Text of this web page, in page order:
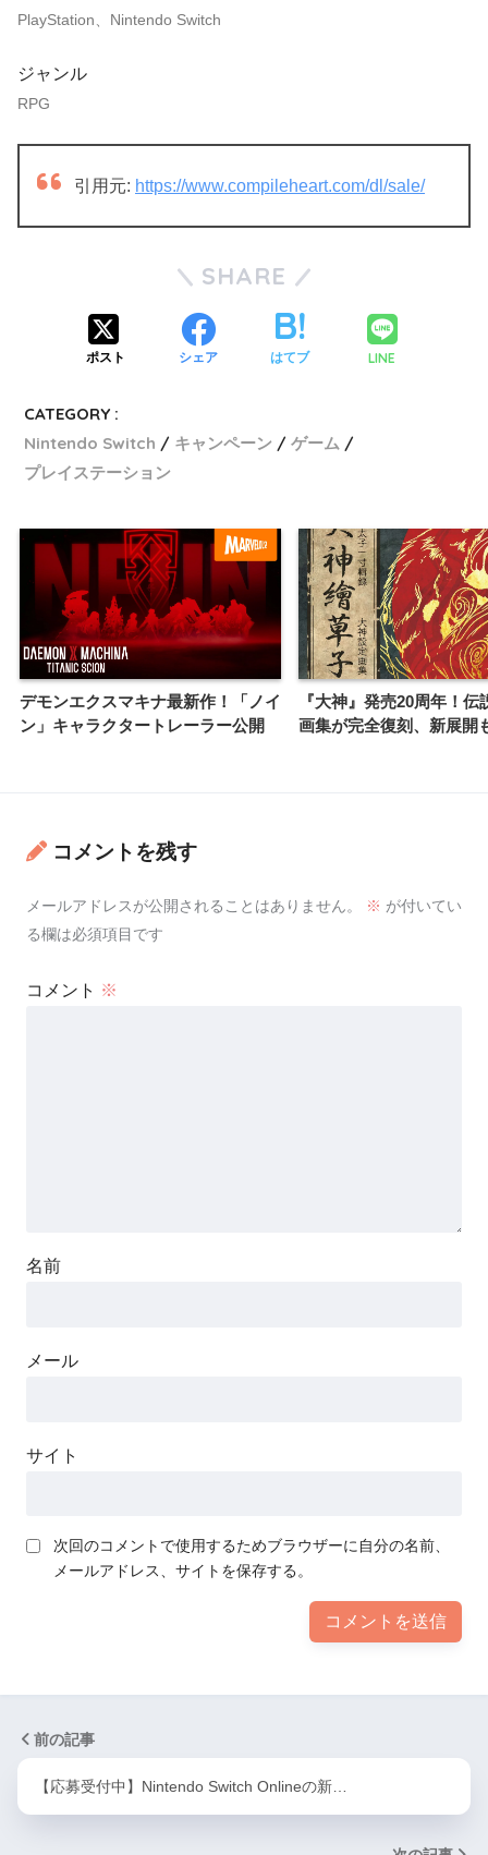
PlayStation、Nintendo Switch
ジャンル
RPG
引用元: https://www.compileheart.com/dl/sale/
SHARE
ポスト シェア はてブ LINE
CATEGORY :
Nintendo Switch
キャンペーン
ゲーム
プレイステーション
デモンエクスマキナ最新作！「ノイ
ン」キャラクタートレーラー公開
『大神』発売20周年！伝
画集が完全復刻、新展開
コメントを残す
メールアドレスが公開されることはありません。 ※ が付いてい
る欄は必須項目です
コメント ※
名前
メール
サイト
次回のコメントで使用するためブラウザーに自分の名前、
メールアドレス、サイトを保存する。
前の記事
【応募受付中】Nintendo Switch Onlineの新…